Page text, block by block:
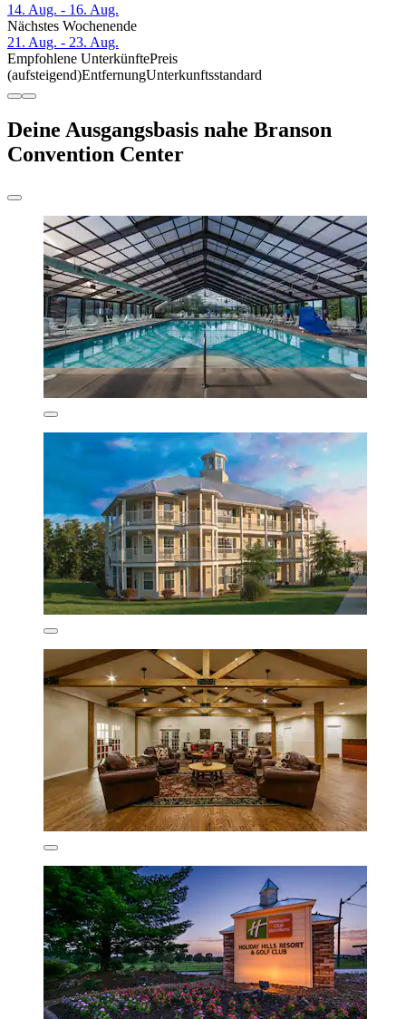
14. Aug. - 16. Aug.
Nächstes Wochenende
21. Aug. - 23. Aug.
Empfohlene UnterkünftePreis
(aufsteigend)EntfernungUnterkunftsstandard
Deine Ausgangsbasis nahe Branson
Convention Center